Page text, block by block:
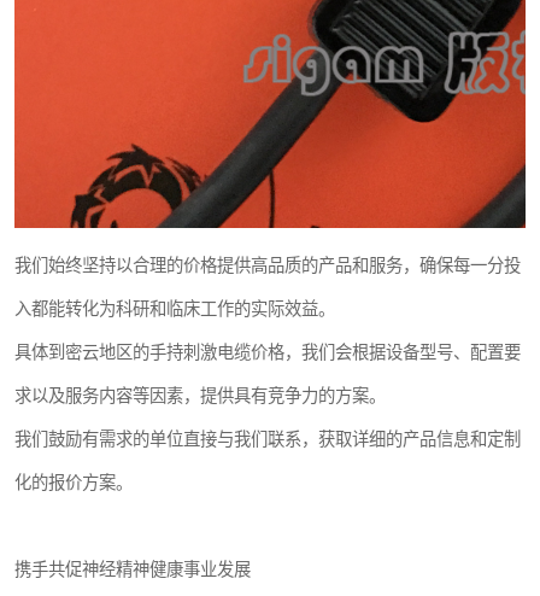
我们始终坚持以合理的价格提供高品质的产品和服务，确保每一分投
入都能转化为科研和临床工作的实际效益。
具体到密云地区的手持刺激电缆价格，我们会根据设备型号、配置要
求以及服务内容等因素，提供具有竞争力的方案。
我们鼓励有需求的单位直接与我们联系，获取详细的产品信息和定制
化的报价方案。
携手共促神经精神健康事业发展